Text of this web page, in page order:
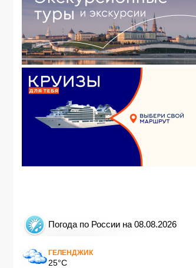
Погода по России на 08.08.2026
ГЕЛЕНДЖИК
25°C